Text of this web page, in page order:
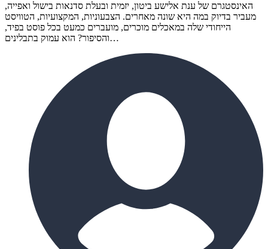
האינסטגרם של ענת אלישע ביטון, יזמית ובעלת סדנאות בישול ואפייה,
מעביר בדיוק במה היא שונה מאחרים. הצבעוניות, המקצועיות, הטוויסט
הייחודי שלה במאכלים מוכרים, מועברים כמעט בכל פוסט בפיד,
והסיפור? הוא עמוק בתבלינים…